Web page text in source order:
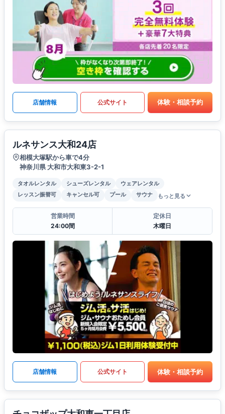
店舗情報 公式サイト 体験・相談予約
ルネサンス大和24店
相模大塚駅から車で4分
神奈川県 大和市大和東3-2-1
タオルレンタル シューズレンタル
ウェアレンタル
レッスン振替可
キャンセル可 プール サウナ もっと見る
営業時間
24:00間
定休日
木曜日
店舗情報 公式サイト 体験・相談予約